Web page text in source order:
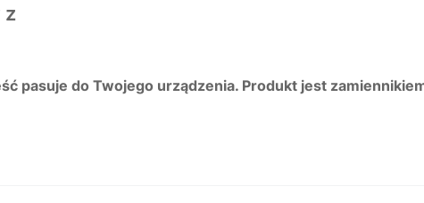
z
pasuje do Twojego urządzenia. Produkt jest